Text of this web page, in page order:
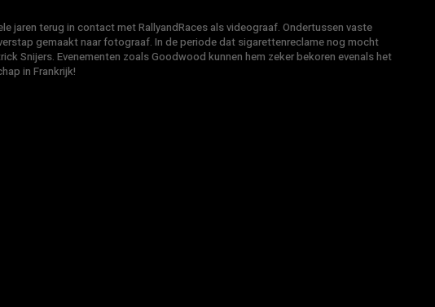
jaren terug in contact met RallyandRaces als videograaf. Ondertussen vaste
gemaakt naar fotograaf. In de periode dat sigarettenreclame nog mocht
Snijers. Evenementen zoals Goodwood kunnen hem zeker bekoren evenals het
in Frankrijk!